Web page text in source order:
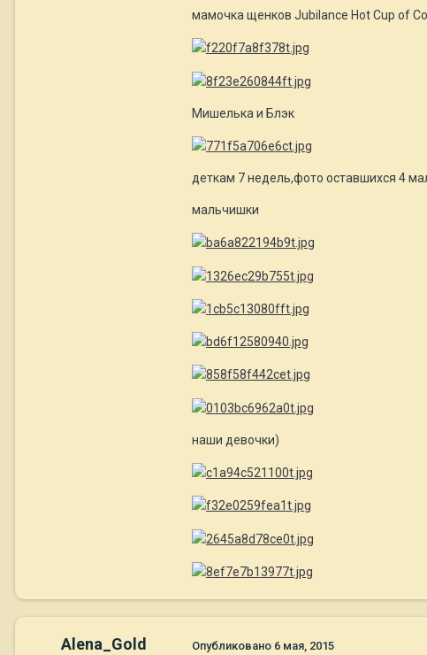
мамочка щенков Jubilance Hot Cup of
Мишелька и Блэк
деткам 7 недель,фото оставшихся 4
мальчишки
наши девочки)
Alena_Gold Опубликовано 6 мая, 2015